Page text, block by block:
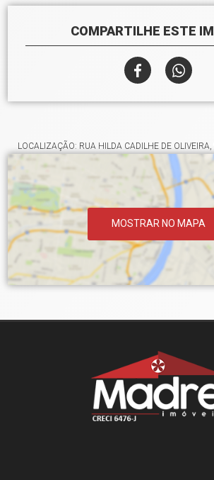
COMPARTILHE ESTE
LOCALIZAÇÃO: RUA HILDA CADILHE DE
MOSTRAR NO MAPA